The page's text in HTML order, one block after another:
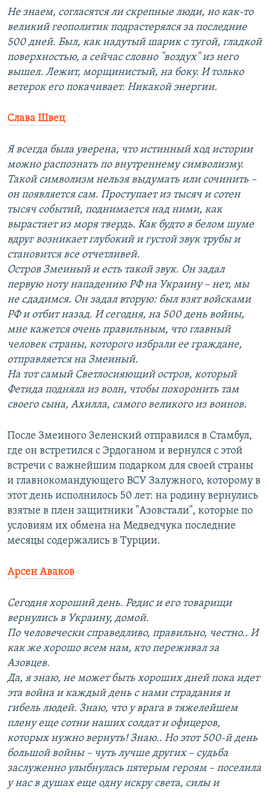
Не знаем, согласятся ли скрепные люди, но как-то
великий геополитик подрастерялся за последние
500 дней. Был, как надутый шарик с тугой, гладкой
поверхностью, а сейчас словно "воздух" из него
вышел. Лежит, морщинистый, на боку. И только
ветерок его покачивает. Никакой энергии.
Слава Швец
Я всегда была уверена, что истинный ход истории
можно распознать по внутреннему символизму.
Такой символизм нельзя выдумать или сочинить –
он появляется сам. Проступает из тысяч и сотен
тысяч событий, поднимается над ними, как
вырастает из моря твердь. Как будто в белом шуме
вдруг возникает глубокий и густой звук трубы и
становится все отчетливей.
Остров Змеиный и есть такой звук. Он задал
первую ноту нападению РФ на Украину – нет, мы
не сдадимся. Он задал вторую: был взят войсками
РФ и отбит назад. И сегодня, на 500 день войны,
мне кажется очень правильным, что главный
человек страны, которого избрали ее граждане,
отправляется на Змеиный.
На тот самый Светлосияющий остров, который
Фетида подняла из волн, чтобы похоронить там
своего сына, Ахилла, самого великого из воинов.
После Змеиного Зеленский отправился в Стамбул,
где он встретился с Эрдоганом и вернулся с этой
встречи с важнейшим подарком для своей страны
и главнокомандующего ВСУ Залужного, которому в
этот день исполнилось 50 лет: на родину вернулись
взятые в плен защитники "Азовстали", которые по
условиям их обмена на Медведчука последние
месяцы содержались в Турции.
Арсен Аваков
Сегодня хороший день. Редис и его товарищи
вернулись в Украину, домой.
По человечески справедливо, правильно, честно.. И
как же хорошо всем нам, кто переживал за
Азовцев.
Да, я знаю, не может быть хороших дней пока идет
эта война и каждый день с нами страдания и
гибель людей. Знаю, что у врага в тяжелейшем
плену еще сотни наших солдат и офицеров,
которых нужно вернуть! Знаю.. Но этот 500-й день
большой войны – чуть лучше других – судьба
заслуженно улыбнулась пятерым героям – поселила
у нас в душах еще одну искру света, силы и